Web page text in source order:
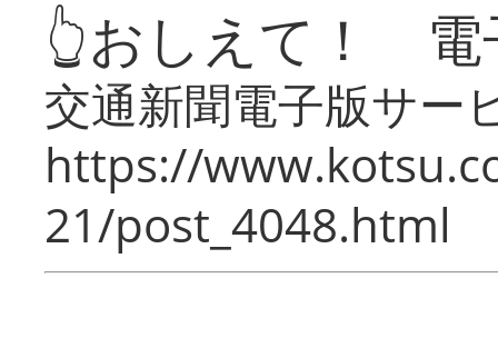
👆おしえて！ 電
交通新聞電子版サー
https://
21/post_4048.html